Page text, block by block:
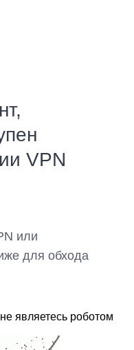
VPN
или
для обхода
являетесь роботом